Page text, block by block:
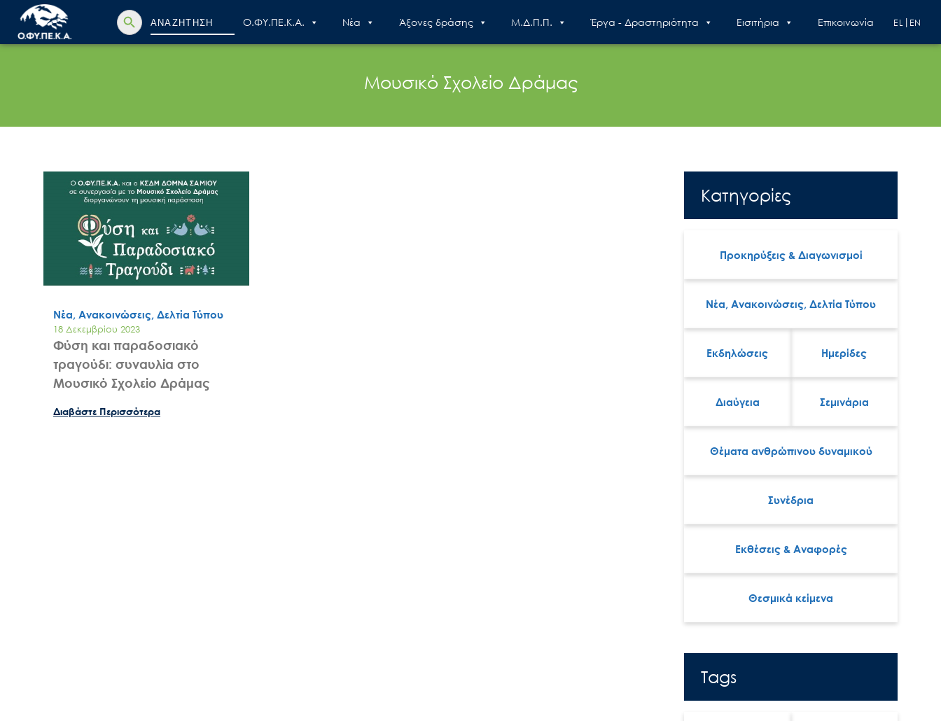
Search
for:
Search Button
Ο.ΦΥ.ΠΕ.Κ.Α. Nέα Άξονες δράσης Μ.Δ.Π.Π. Έργα - Δραστηριότητα Εισιτήρια Επικοινωνία EN
EL
Μουσικό Σχολείο Δράμας
Νέα, Ανακοινώσεις, Δελτία Τύπου
18 Δεκεμβρίου 2023
Φύση και παραδοσιακό
τραγούδι: συναυλία στο
Μουσικό Σχολείο Δράμας
Διαβάστε Περισσότερα
Κατηγορίες
Προκηρύξεις & Διαγωνισμοί
Νέα, Ανακοινώσεις, Δελτία Τύπου
Εκδηλώσεις Ημερίδες
Διαύγεια Σεμινάρια
Θέματα ανθρώπινου δυναμικού
Συνέδρια
Εκθέσεις & Αναφορές
Θεσμικά κείμενα
Tags